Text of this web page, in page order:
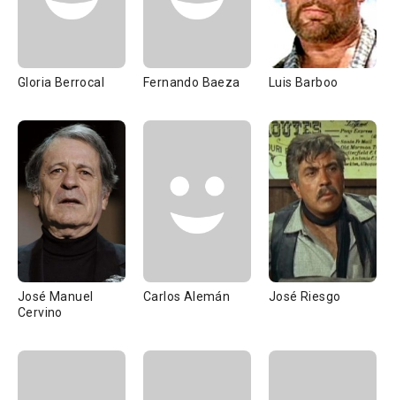
Gloria Berrocal Fernando Baeza Luis Barboo
José Manuel
Cervino
Carlos Alemán José Riesgo